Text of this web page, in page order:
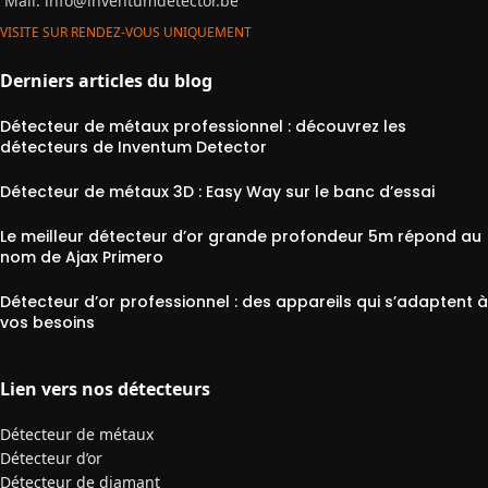
VISITE SUR RENDEZ-VOUS UNIQUEMENT
Derniers articles du blog
Détecteur de métaux professionnel : découvrez les
détecteurs de Inventum Detector
Détecteur de métaux 3D : Easy Way sur le banc d’essai
Le meilleur détecteur d’or grande profondeur 5m répond au
nom de Ajax Primero
Détecteur d’or professionnel : des appareils qui s’adaptent à
vos besoins
Lien vers nos détecteurs
Détecteur de métaux
Détecteur d’or
Détecteur de diamant